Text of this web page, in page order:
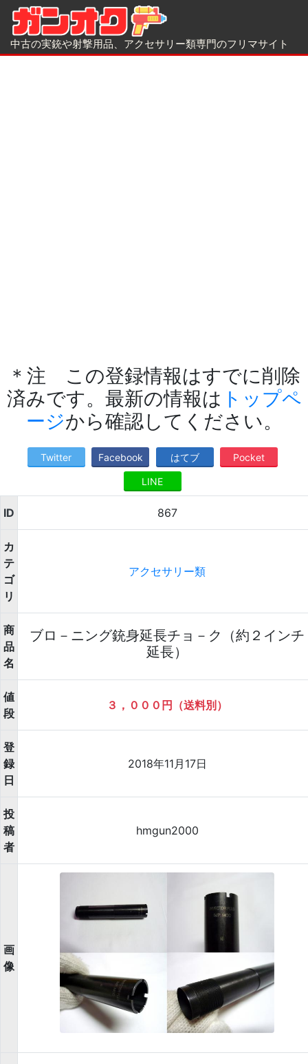
中古の実銃や射撃用品、アクセサリー類専門のフリマサイト
＊注 この登録情報はすでに削除
済みです。最新の情報は トップペ
ージから確認してください。
Twitter Facebook はてブ Pocket
LINE
ID 867
カ
テ
ゴ
リ
アクセサリー類
商
品
名
ブロ－ニング銃身延長チョ－ク（約２インチ
延長）
値
段
３，０００円（送料別）
登
録
日
2018年11月17日
投
稿
者
hmgun2000
画
像